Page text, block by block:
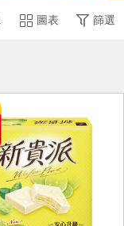
圖表 篩選